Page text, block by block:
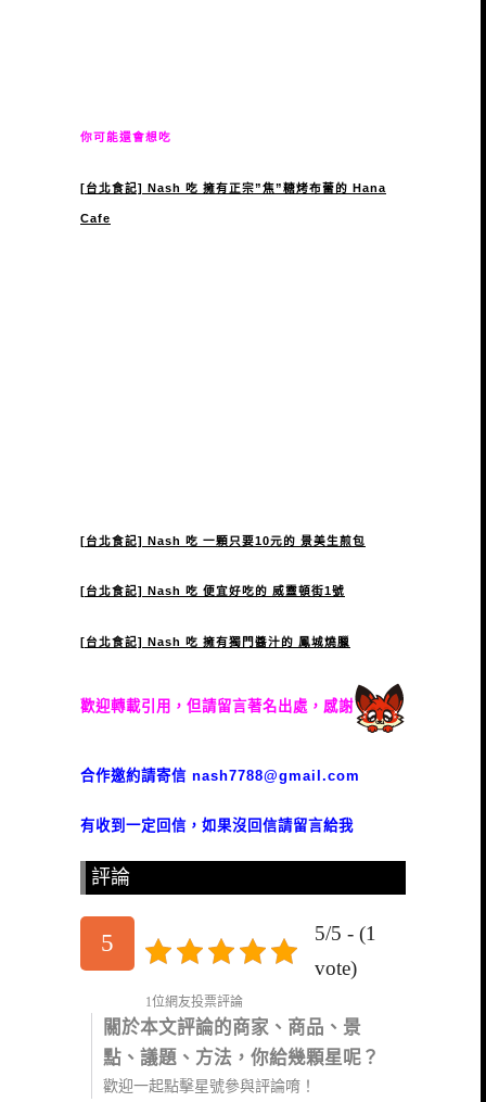
你可能還會想吃
[台北食記] Nash 吃 擁有正宗”焦”糖烤布蕾的 Hana
Cafe
[台北食記] Nash 吃 一顆只要10元的 景美生煎包
[台北食記] Nash 吃 便宜好吃的 威靈頓街1號
[台北食記] Nash 吃 擁有獨門醬汁的 鳳城燒臘
歡迎轉載引用，但請留言著名出處，感謝
合作邀約請寄信 nash7788@gmail.com
有收到一定回信，如果沒回信請留言給我
評論
5
5/5 - (1
vote)
1位網友投票評論
關於本文評論的商家、商品、景
點、議題、方法，你給幾顆星呢？
歡迎一起點擊星號參與評論唷！